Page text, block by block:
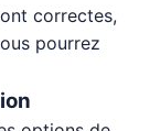
correctes,
pourrez